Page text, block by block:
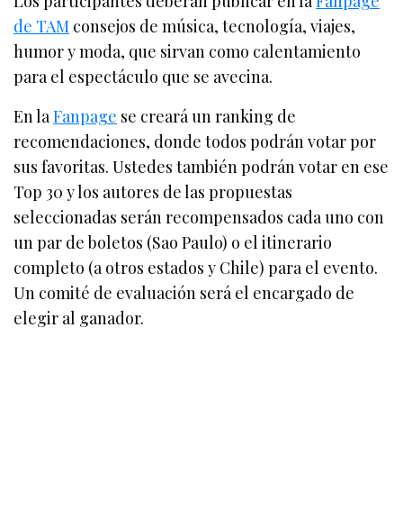
de TAM consejos de música, tecnología, viajes,
humor y moda, que sirvan como calentamiento
para el espectáculo que se avecina.
En laFanpage se creará un ranking de
recomendaciones, donde todos podrán votar por
sus favoritas. Ustedes también podrán votar en ese
Top 30 y los autores de las propuestas
seleccionadas serán recompensados cada uno con
un par de boletos (Sao Paulo) o el itinerario
completo (a otros estados y Chile) para el evento.
Un comité de evaluación será el encargado de
elegir al ganador.